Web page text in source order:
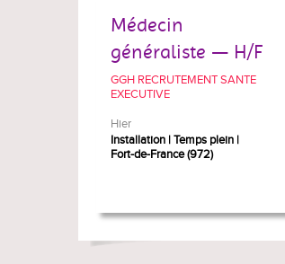
Médecin
généraliste — H/F
GGH RECRUTEMENT SANTE
EXECUTIVE
Hier
Installation Temps plein
Fort-de-France (972)